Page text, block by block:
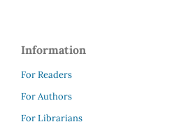
Information
For Readers
For Authors
For Librarians